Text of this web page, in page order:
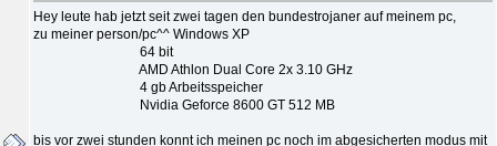
Hey leute hab jetzt seit zwei tagen den bundestrojaner auf meinem pc,
zu meiner person/pc^^ Windows XP
64 bit
AMD Athlon Dual Core 2x 3.10 GHz
4 gb Arbeitsspeicher
Nvidia Geforce 8600 GT 512 MB
bis vor zwei stunden konnt ich meinen pc noch im abgesicherten modus mit